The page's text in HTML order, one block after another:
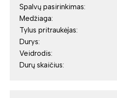
Spalvų pasirinkimas:
Medžiaga:
Tylus pritraukėjas:
Durys:
Veidrodis:
Durų skaičius: